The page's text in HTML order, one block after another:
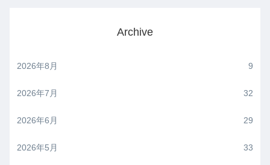
Archive
2026年8月 9
2026年7月 32
2026年6月 29
2026年5月 33